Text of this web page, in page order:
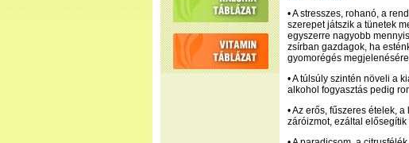
• A stresszes, rohanó, a
szerepet játszik a tünetek
egyszerre nagyobb
zsírban gazdagok, ha
gyomorégés
• A túlsúly szintén növeli a
alkohol fogyasztás pedig
• Az erős, fűszeres ételek,
záróizmot, ezáltal